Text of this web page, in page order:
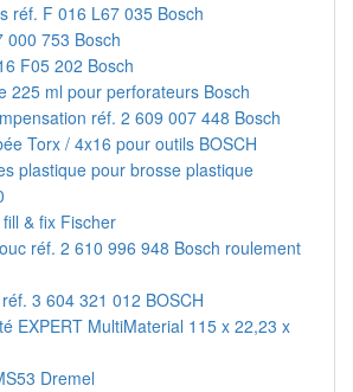
réf. F 016 L67 035 Bosch
000 753 Bosch
F05 202 Bosch
225 ml pour perforateurs Bosch
réf. 2 609 007 448 Bosch
Torx / 4x16 pour outils BOSCH
plastique pour brosse plastique
& fix Fischer
réf. 2 610 996 948 Bosch roulement
3 604 321 012 BOSCH
EXPERT MultiMaterial 115 x 22,23 x
Dremel